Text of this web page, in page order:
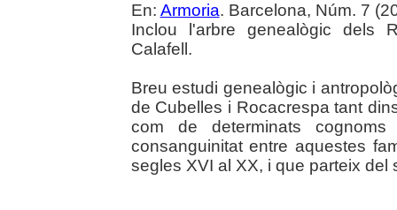
En: Armoria. Barcelona, Núm. 7
Inclou l'arbre genealògic dels
Calafell.
Breu estudi genealògic i
de Cubelles i Rocacrespa tant
com de determinats
consanguinitat entre aquestes
segles XVI al XX, i que parteix del